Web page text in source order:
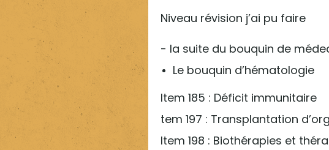
Niveau révision j’ai pu faire
- la suite du bouquin de
Le bouquin d’hématologie
Item 185 : Déficit immunitaire
tem 197 : Transplantation
Item 198 : Biothérapies et